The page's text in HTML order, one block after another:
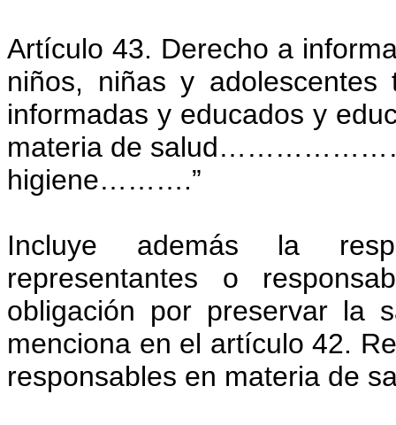
Artículo 43. Derecho a
niños, niñas y
informadas y educados y
materia de
higiene……….”
Incluye además la
representantes o
obligación por preservar la
menciona en el artículo 42.
responsables en materia de